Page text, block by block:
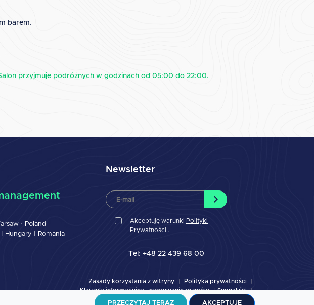
barem.
przyjmuje podróżnych w godzinach od 05:00 do 22:00.
Newsletter
Akceptuję warunki Polityki
Prywatności .
· Poland
Hungary Romania
Tel: +48 22 439 68 00
Zasady korzystania z witryny
Polityka prywatności
Klauzula informacyjna - nagrywanie rozmów
Sygnaliści
Strategia podatkowa 2023
2022
PRZECZYTAJ TERAZ AKCEPTUJĘ